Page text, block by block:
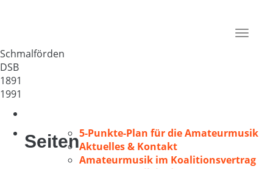
Toggle
Schmalförden
DSB
1891
1991
Seiten5-Punkte-Plan für die Amateurmusik
Aktuelles & Kontakt
Amateurmusik im Koalitionsvertrag